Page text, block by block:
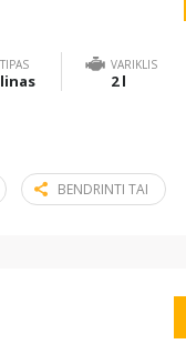
VARIKLIS
2 l
BENDRINTI TAI